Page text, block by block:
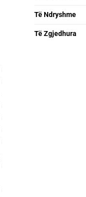
Të Ndryshme
Të Zgjedhura